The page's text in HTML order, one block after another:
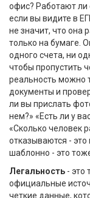
офис? Работают ли
если вы видите в
не значит, что она
только на бумаге.
одного счета, ни
чтобы пропустить
реальность можно
документы и
ли вы прислать
нем?» «Есть ли у
«Сколько человек
отказываются -
шаблонно - это
Легальность - это
официальные
четкие данные,